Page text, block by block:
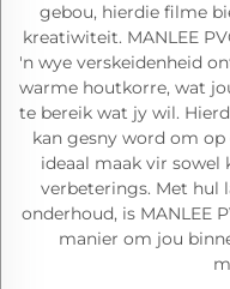
gebou, hierdie filme
kreatiwiteit. MANLEE
'n wye verskeidenheid
warme houtkorre, wat
te bereik wat jy wil.
kan gesny word om
ideaal maak vir sowel
verbeterings. Met hul
onderhoud, is MANLEE
manier om jou